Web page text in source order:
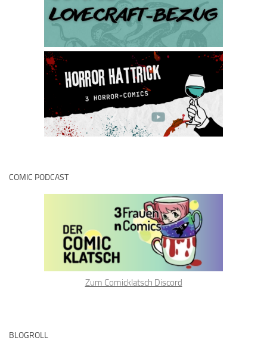
COMIC PODCAST
Zum Comicklatsch Discord
BLOGROLL